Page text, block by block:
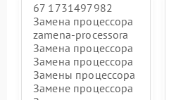
67 1731497982
Замена процессора
zamena-processora
Замена процессора
Замена процессора
Замены процессора
Замене процессора